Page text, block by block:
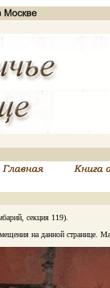
секция 119).
на данной странице.